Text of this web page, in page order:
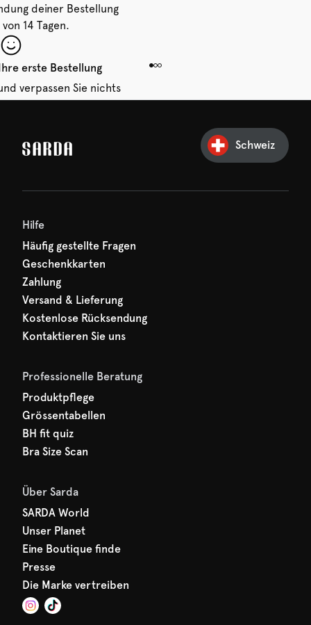
deiner Bestellung
14 Tagen.
erste Bestellung
verpassen Sie nichts
erster Rabatt wartet
Schweiz
Hilfe
Häufig gestellte Fragen
Geschenkkarten
Zahlung
Versand & Lieferung
Kostenlose Rücksendung
Kontaktieren Sie uns
Professionelle Beratung
Produktpflege
Grössentabellen
BH fit quiz
Bra Size Scan
Über Sarda
SARDA World
Unser Planet
Eine Boutique finde
Presse
Die Marke vertreiben